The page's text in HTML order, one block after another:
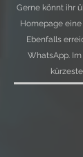
Gerne könnt ihr
Homepage
Ebenfalls
WhatsApp.